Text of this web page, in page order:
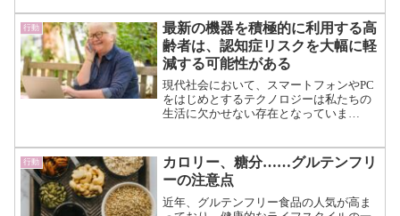
が、その立場に相応しい能力を養うもの
の総称です。 正確には帝...（続きを読
む）
行動
最新の機器を積極的に利用する高
齢者は、認知症リスクを大幅に軽
減する可能性がある
現代社会において、スマートフォンやPC
をはじめとするテクノロジーは私たちの
生活に欠かせない存在となっていま
か」といった懸念も根強くあります。
計算や記憶といった認知作業...（続きを
読む）
行動
カロリー、糖分……グルテンフリ
ーの注意点
近年、グルテンフリー食品の人気が高ま